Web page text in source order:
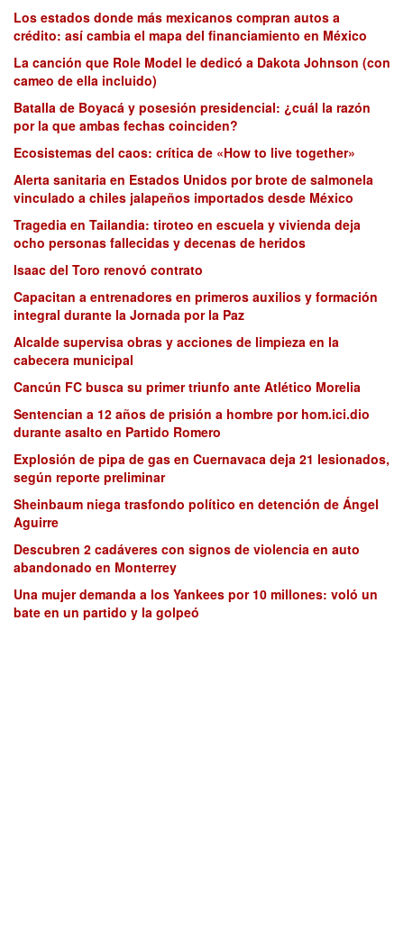
Los estados donde más mexicanos compran autos a
crédito: así cambia el mapa del financiamiento en México
La canción que Role Model le dedicó a Dakota Johnson (con
cameo de ella incluido)
Batalla de Boyacá y posesión presidencial: ¿cuál la razón
por la que ambas fechas coinciden?
Ecosistemas del caos: crítica de «How to live together»
Alerta sanitaria en Estados Unidos por brote de salmonela
vinculado a chiles jalapeños importados desde México
Tragedia en Tailandia: tiroteo en escuela y vivienda deja
ocho personas fallecidas y decenas de heridos
Isaac del Toro renovó contrato
Capacitan a entrenadores en primeros auxilios y formación
integral durante la Jornada por la Paz
Alcalde supervisa obras y acciones de limpieza en la
cabecera municipal
Cancún FC busca su primer triunfo ante Atlético Morelia
Sentencian a 12 años de prisión a hombre por hom.ici.dio
durante asalto en Partido Romero
Explosión de pipa de gas en Cuernavaca deja 21 lesionados,
según reporte preliminar
Sheinbaum niega trasfondo político en detención de Ángel
Aguirre
Descubren 2 cadáveres con signos de violencia en auto
abandonado en Monterrey
Una mujer demanda a los Yankees por 10 millones: voló un
bate en un partido y la golpeó